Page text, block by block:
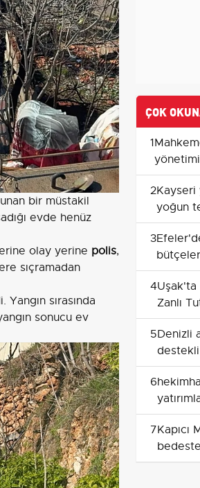
bir müstakil
evde henüz
olay yerine polis,
sıçramadan
sırasında
sonucu ev
ÇOK
1
atadı
2Kayseri
yoğun
3
4Uşak'ta
Zanlı
5Denizli
destekli
6
7Kapıcı